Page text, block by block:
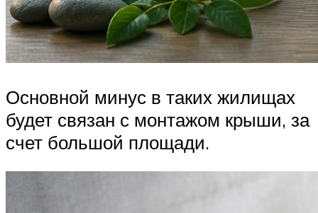
Основной минус в таких жилищах
будет связан с монтажом крыши, за
счет большой площади.